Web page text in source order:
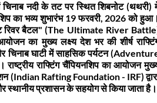
नदी के तट पर स्थित शिबनोट (थथरी)
का भव्य शुभारंभ 19 फरवरी, 2026 को
रिवर बैटल" (The Ultimate River
का मुख्य लक्ष्य देश भर की शीर्ष
चिनाब घाटी में साहसिक पर्यटन
राष्ट्रीय राफ्टिंग चैंपियनशिप का आयोजन
(Indian Rafting Foundation - IRF)
और स्थानीय प्रशासन के सहयोग से किया जाता है।